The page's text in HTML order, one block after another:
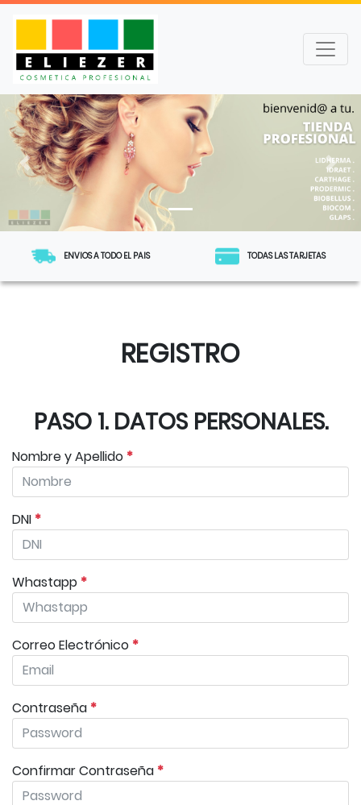
Previous Next
ENVIOS A TODO EL PAIS TODAS LAS TARJETAS
REGISTRO
PASO 1. DATOS PERSONALES.
Nombre y Apellido *
DNI *
Whastapp *
Correo Electrónico *
Contraseña *
Confirmar Contraseña *